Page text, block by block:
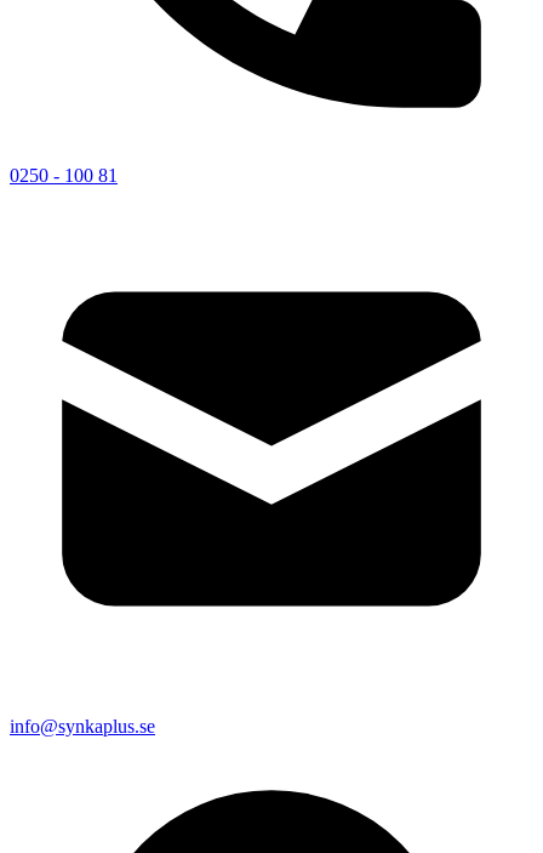
0250 - 100 81
info@synkaplus.se